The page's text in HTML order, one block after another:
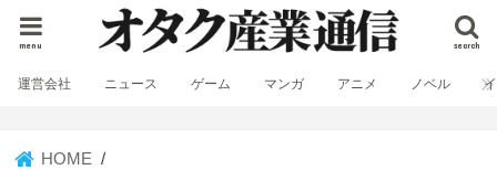
search
menu
運営会社 ニュース ゲーム マンガ アニメ ノベル
HOME